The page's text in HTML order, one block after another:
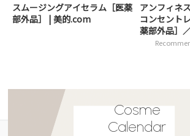
スムージングアイセラム［医薬
部外品］ | 美的.com
アンフィネ
コンセント
薬部外品］
Cosme
Calendar